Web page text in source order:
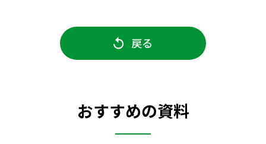
戻る
おすすめの資料